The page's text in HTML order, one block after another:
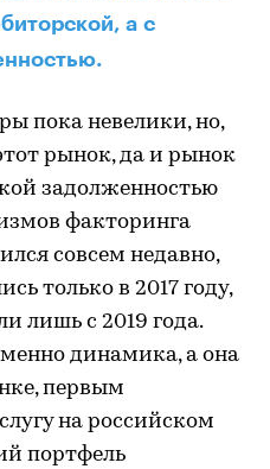
а с
пока невелики, но,
рынок, да и рынок
задолженностью
факторинга
совсем недавно,
только в 2017 году,
лишь с 2019 года.
динамика, а она
первым
на российском
портфель